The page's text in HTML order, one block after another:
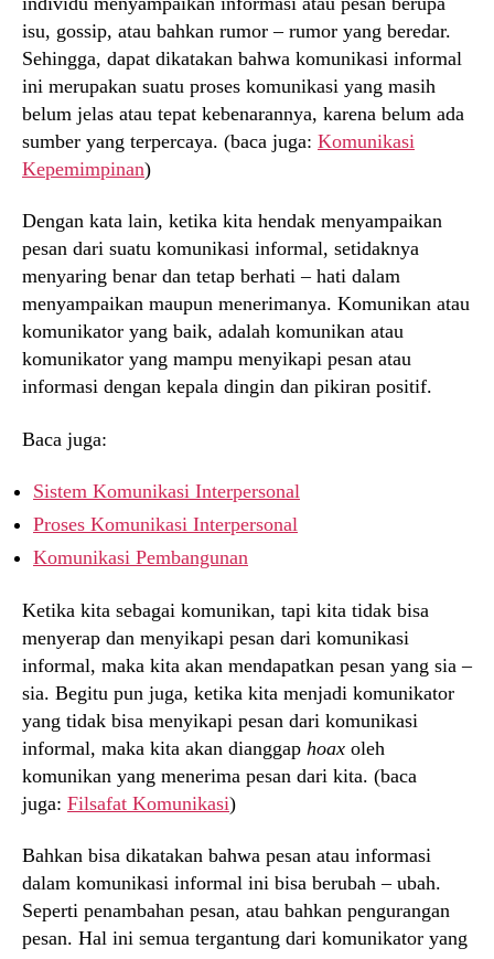
isu, gossip, atau bahkan rumor – rumor yang beredar.
Sehingga, dapat dikatakan bahwa komunikasi informal
ini merupakan suatu proses komunikasi yang masih
belum jelas atau tepat kebenarannya, karena belum ada
sumber yang terpercaya. (baca juga: Komunikasi
Kepemimpinan)
Dengan kata lain, ketika kita hendak menyampaikan
pesan dari suatu komunikasi informal, setidaknya
menyaring benar dan tetap berhati – hati dalam
menyampaikan maupun menerimanya. Komunikan atau
komunikator yang baik, adalah komunikan atau
komunikator yang mampu menyikapi pesan atau
informasi dengan kepala dingin dan pikiran positif.
Baca juga:
Sistem Komunikasi Interpersonal
Proses Komunikasi Interpersonal
Komunikasi Pembangunan
Ketika kita sebagai komunikan, tapi kita tidak bisa
menyerap dan menyikapi pesan dari komunikasi
informal, maka kita akan mendapatkan pesan yang sia –
sia. Begitu pun juga, ketika kita menjadi komunikator
yang tidak bisa menyikapi pesan dari komunikasi
informal, maka kita akan dianggap hoax oleh
komunikan yang menerima pesan dari kita. (baca
juga: Filsafat Komunikasi)
Bahkan bisa dikatakan bahwa pesan atau informasi
dalam komunikasi informal ini bisa berubah – ubah.
Seperti penambahan pesan, atau bahkan pengurangan
pesan. Hal ini semua tergantung dari komunikator yang